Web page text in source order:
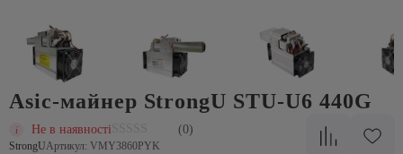
Asic-майнер StrongU STU-U6 440G
Не в наявності (0)
StrongUАртикул: VMY3860PYK